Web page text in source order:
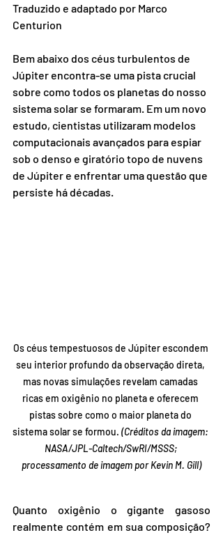
Traduzido e adaptado por Marco
Centurion
Bem abaixo dos céus turbulentos de
Júpiter encontra-se uma pista crucial
sobre como todos os planetas do nosso
sistema solar se formaram. Em um novo
estudo, cientistas utilizaram modelos
computacionais avançados para espiar
sob o denso e giratório topo de nuvens
de Júpiter e enfrentar uma questão que
persiste há décadas.
Os céus tempestuosos de Júpiter escondem
seu interior profundo da observação direta,
mas novas simulações revelam camadas
ricas em oxigênio no planeta e oferecem
pistas sobre como o maior planeta do
sistema solar se formou. (Créditos da imagem:
NASA/JPL-Caltech/SwRI/MSSS;
processamento de imagem por Kevin M. Gill)
Quanto oxigênio o gigante gasoso
realmente contém em sua composição?